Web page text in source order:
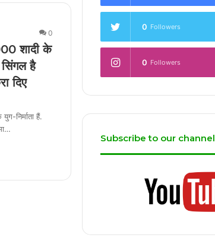
0
शादी के
है
दिए
निर्माता हैं.
0 Followers
0 Followers
Subscribe to our channel